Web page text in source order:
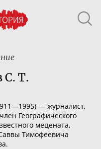
С. Т.
— журналист,
Географического
мецената,
Тимофеевича